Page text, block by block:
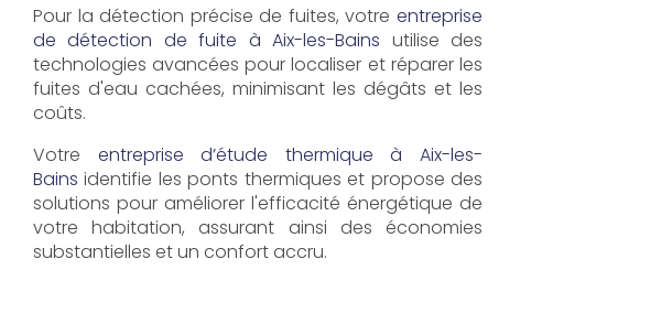
Pour la détection précise de fuites, votre entreprise
de détection de fuite à Aix-les-Bains utilise des
technologies avancées pour localiser et réparer les
fuites d'eau cachées, minimisant les dégâts et les
coûts.
Votre entreprise d’étude thermique à Aix-les-
Bains identifie les ponts thermiques et propose des
solutions pour améliorer l'efficacité énergétique de
votre habitation, assurant ainsi des économies
substantielles et un confort accru.